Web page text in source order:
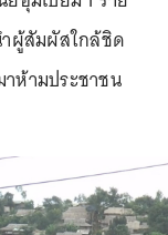
ผู้สัมผัสใกล้ชิด
ห้ามประชาชน